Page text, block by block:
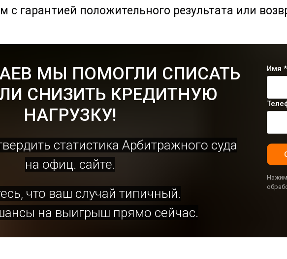
с гарантией положительного результата или
МЫ ПОМОГЛИ СПИСАТЬ
СНИЗИТЬ КРЕДИТНУЮ
НАГРУЗКУ!
статистика Арбитражного суда
на офиц. сайте.
что ваш случай типичный.
на выигрыш прямо сейчас.
Имя *